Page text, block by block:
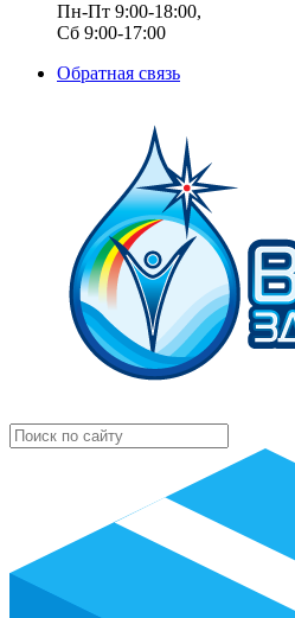
Пн-Пт 9:00-18:00,
Сб 9:00-17:00
Обратная связь